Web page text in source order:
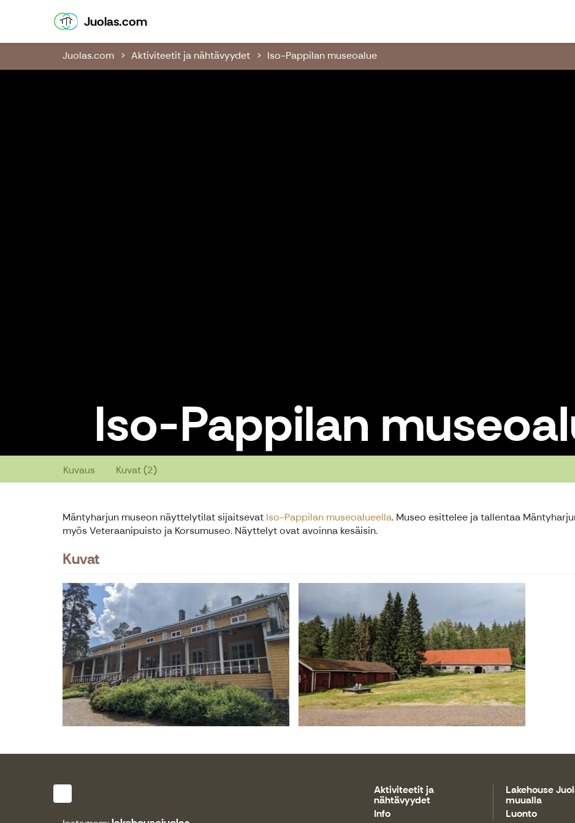
Juolas.comJuolas.com
Juolas.com Aktiviteetit ja nähtävyydet Iso-Pappilan museoalue
Iso-Pappilan
Iso-Pappilan museoalue
Kuvaus Kuvat (2)
Mäntyharjun museon näyttelytilat sijaitsevat Iso-Pappilan museoalueella. Museo esittelee ja tallentaa
myös Veteraanipuisto ja Korsumuseo. Näyttelyt ovat avoinna kesäisin.
Kuvat
Aktiviteetit ja
nähtävyydet
Info
Lakehouse
muualla
Luonto